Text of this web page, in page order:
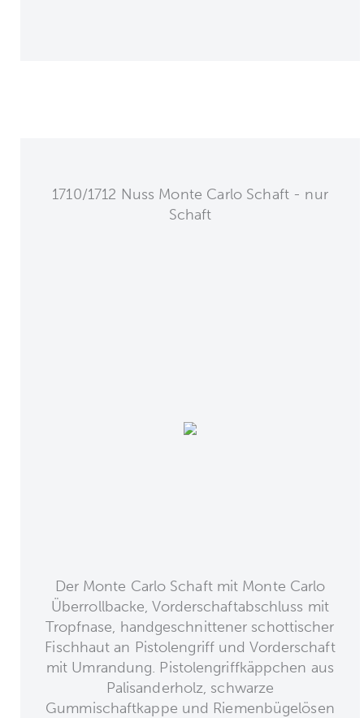
1710/1712 Nuss Monte Carlo Schaft - nur
Schaft
Der Monte Carlo Schaft mit Monte Carlo
Überrollbacke, Vorderschaftabschluss mit
Tropfnase, handgeschnittener schottischer
Fischhaut an Pistolengriff und Vorderschaft
mit Umrandung. Pistolengriffkäppchen aus
Palisanderholz, schwarze
Gummischaftkappe und Riemenbügelösen